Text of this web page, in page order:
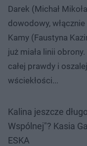
Darek (Michał
dowodowy,
Kamy (Faustyna
już miała linii
całej prawdy i
wściekłości...
Kalina jeszcze
Wspólnej"? Kasia
ESKA